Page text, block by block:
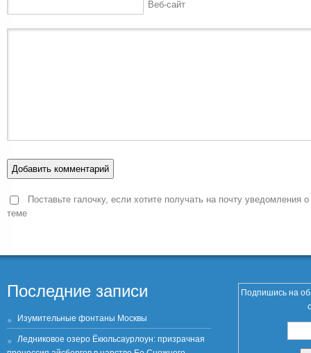
Веб-сайт
Поставьте галочку, если хотите получать на почту уведомления
теме
Последние записи
Изумительные фонтаны Москвы
Ледниковое озеро Ёкюльсаурлоун: призрачная
Подпишись на